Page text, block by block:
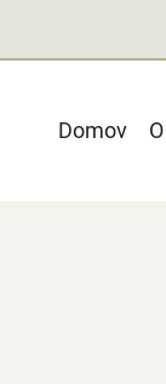
Main
Domov